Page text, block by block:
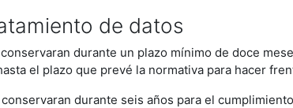
de datos
durante un plazo mínimo de doce
el plazo que prevé la normativa para hacer
durante seis años para el